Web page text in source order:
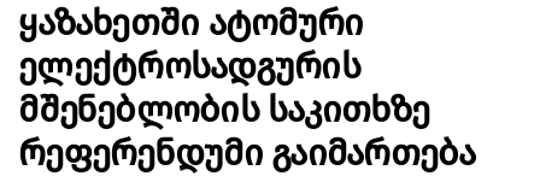
Ყაზახეთში Ატომური
Ელექტროსადგურის
Მშენებლობის Საკითხზე
Რეფერენდუმი Გაიმართება